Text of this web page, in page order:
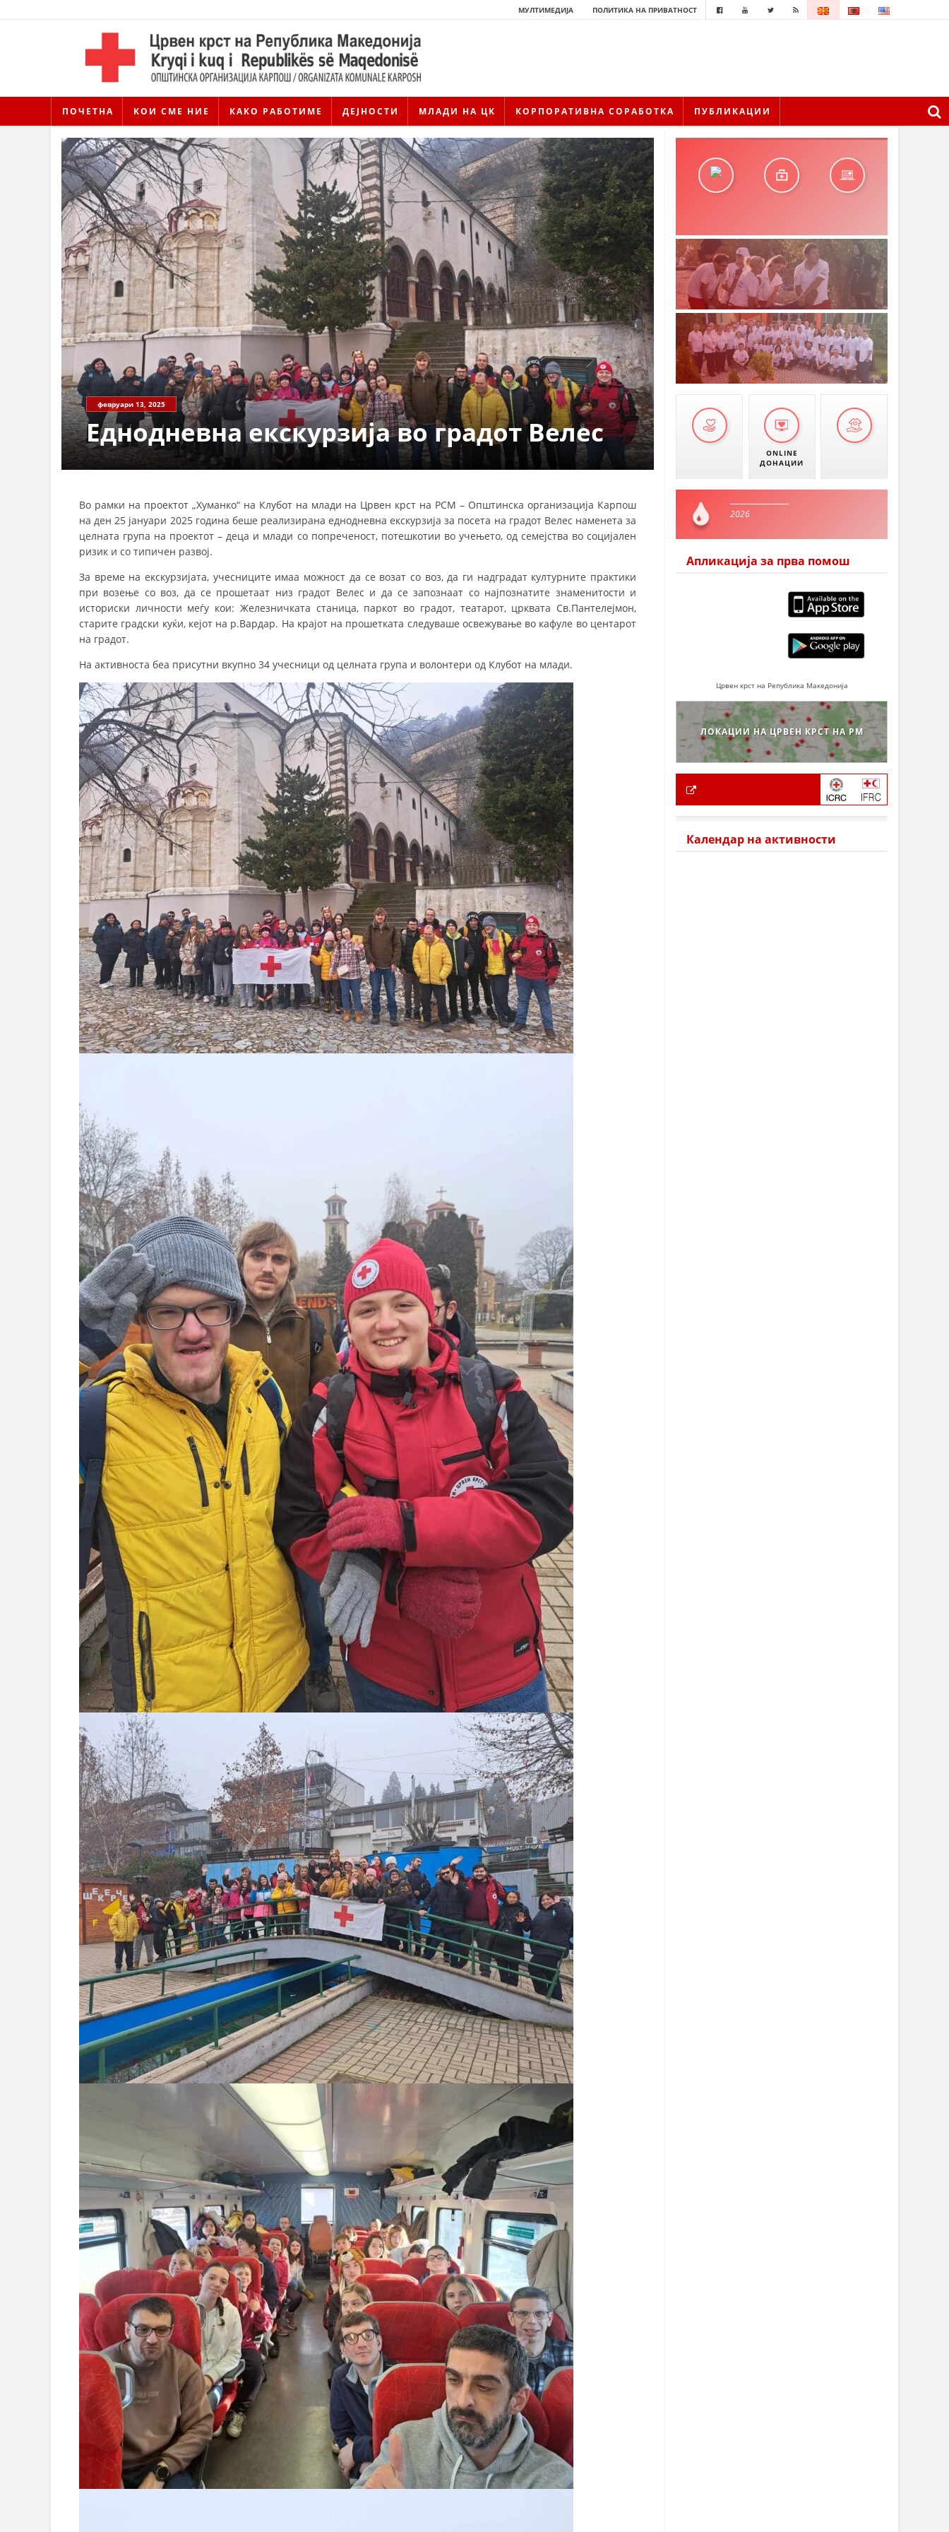
МУЛТИМЕДИЈА ПОЛИТИКА НА ПРИВАТНОСТ
ПОЧЕТНА КОИ СМЕ НИЕ КАКО РАБОТИМЕ ДЕЈНОСТИ МЛАДИ НА ЦК КОРПОРАТИВНА СОРАБОТКА ПУБЛИКАЦИИ
ДЕЈСТВУВАЊЕ
ПРИРАЧНИЦИ
БРОШУРИ
февруари 13, 2025
Еднодневна екскурзија во градот Велес
Во рамки на проектот „Хуманко“ на Клубот на млади на Црвен крст на РСМ – Општинска организација Карпош
на ден 25 јануари 2025 година беше реализирана еднодневна екскурзија за посета на градот Велес наменета за
целната група на проектот – деца и млади со попреченост, потешкотии во учењето, од семејства во социјален
ризик и со типичен развој.
За време на екскурзијата, учесниците имаа можност да се возат со воз, да ги надградат културните практики
при возење со воз, да се прошетаат низ градот Велес и да се запознаат со најпознатите знаменитости и
историски личности меѓу кои: Железничката станица, паркот во градот, театарот, црквата Св.Пантелејмон,
старите градски куќи, кејот на р.Вардар. На крајот на прошетката следуваше освежување во кафуле во центарот
на градот.
На активноста беа присутни вкупно 34 учесници од целната група и волонтери од Клубот на млади.
ONLINE
ДОНАЦИИ
2026
Апликација за прва помош
Црвен крст на Република Македонија
ЛОКАЦИИ НА ЦРВЕН КРСТ НА РМ
Календар на активности